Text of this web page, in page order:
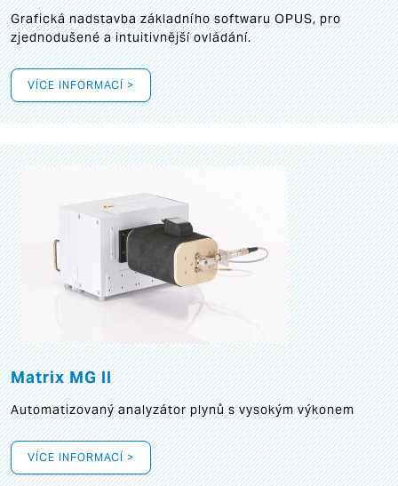
Grafickánadstavba základního softwaru OPUS, pro
zjednodušené a intuitivnější ovládání.
VÍCE INFORMACÍ >
Matrix MG II
Automatizovaný analyzátor plynů s vysokým výkonem
VÍCE INFORMACÍ >